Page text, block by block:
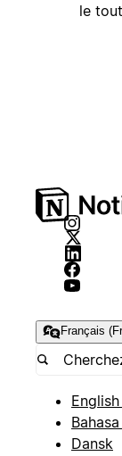
le
Français
Dansk